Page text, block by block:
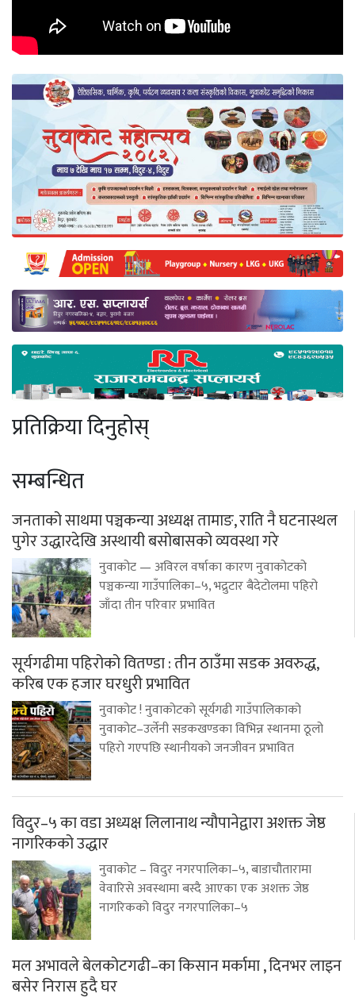
प्रतिक्रिया दिनुहोस्
सम्बन्धित
जनताको साथमा पञ्चकन्या अध्यक्ष तामाङ, राति नै घटनास्थल
पुगेर उद्धारदेखि अस्थायी बसोबासको व्यवस्था गरे
नुवाकोट — अविरल वर्षाका कारण नुवाकोटको
पञ्चकन्या गाउँपालिका–५, भद्रुटार बैदेटोलमा पहिरो
जाँदा तीन परिवार प्रभावित
सूर्यगढीमा पहिरोको वितण्डा : तीन ठाउँमा सडक अवरुद्ध,
करिब एक हजार घरधुरी प्रभावित
नुवाकोट ! नुवाकोटको सूर्यगढी गाउँपालिकाको
नुवाकोट–उर्लेनी सडकखण्डका विभिन्न स्थानमा ठूलो
पहिरो गएपछि स्थानीयको जनजीवन प्रभावित
विदुर–५ का वडा अध्यक्ष लिलानाथ न्यौपानेद्वारा अशक्त जेष्ठ
नागरिकको उद्धार
नुवाकोट – विदुर नगरपालिका–५, बाडाचौतारामा
वेवारिसे अवस्थामा बस्दै आएका एक अशक्त जेष्ठ
नागरिकको विदुर नगरपालिका–५
मल अभावले बेलकोटगढी–का किसान मर्कामा , दिनभर लाइन
बसेर निरास हुदै घर